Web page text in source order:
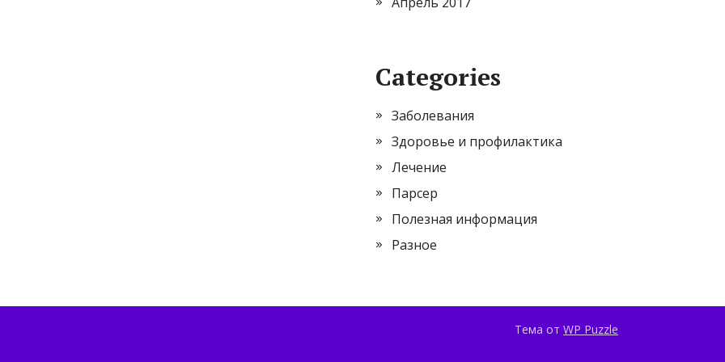
Categories
Заболевания
Здоровье и профилактика
Лечение
Парсер
Полезная информация
Разное
Тема от WP Puzzle